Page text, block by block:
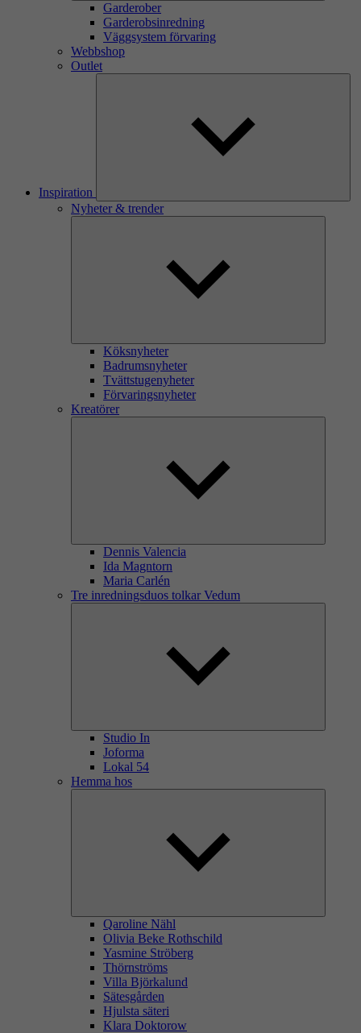
Garderober
Garderobsinredning
Väggsystem förvaring
Webbshop
Outlet
Inspiration
Nyheter & trender
Köksnyheter
Badrumsnyheter
Tvättstugenyheter
Förvaringsnyheter
Kreatörer
Dennis Valencia
Ida Magntorn
Maria Carlén
Tre inredningsduos tolkar Vedum
Studio In
Joforma
Lokal 54
Hemma hos
Qaroline Nähl
Olivia Beke Rothschild
Yasmine Ströberg
Thörnströms
Villa Björkalund
Sätesgården
Hjulsta säteri
Klara Doktorow